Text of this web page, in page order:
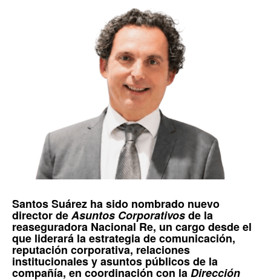
Santos Suárez ha sido nombrado nuevo
director deAsuntos Corporativosde la
reaseguradora Nacional Re, un cargo desde el
que liderará la estrategia de comunicación,
reputación corporativa, relaciones
institucionales y asuntos públicos de la
compañía, en coordinación con laDirección